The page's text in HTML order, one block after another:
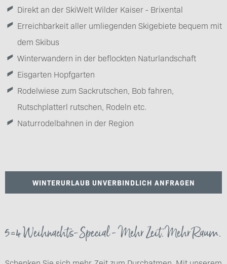
Direkt an der SkiWelt Wilder Kaiser - Brixental
Erreichbarkeit aller umliegenden Skigebiete bequem mit
dem Skibus
Winterwandern in der beflockten Naturlandschaft
Eisgarten Hopfgarten
Rodelwiese zum Sackrutschen, Bob fahren,
Rutschplatterl rutschen, Rodeln etc.
Naturrodelbahnen in der Region
WINTERURLAUB UNVERBINDLICH ANFRAGEN
5=4 Weihnachts-Special - Mehr Zeit. Mehr Raum.